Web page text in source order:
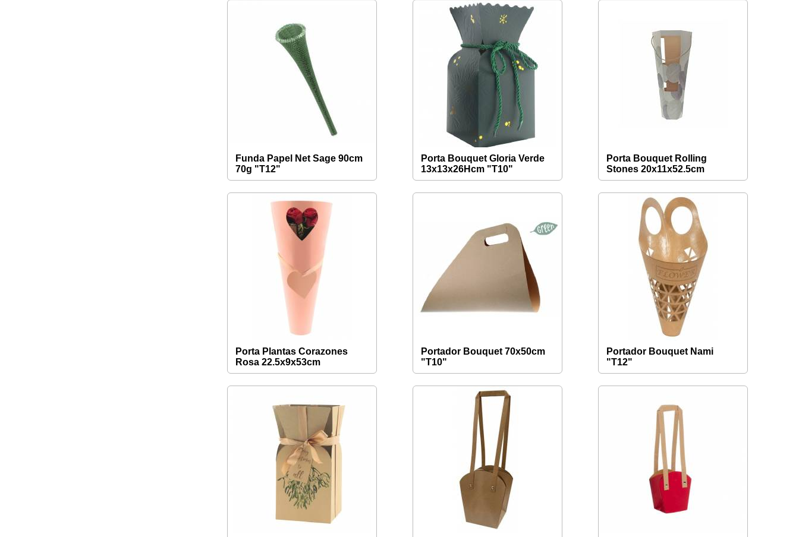
Funda Papel Net Sage 90cm
70g "T12"
Porta Bouquet Gloria Verde
13x13x26Hcm "T10"
Porta Bouquet Rolling
Stones 20x11x52.5cm
Porta Plantas Corazones
Rosa 22.5x9x53cm
Portador Bouquet 70x50cm
"T10"
Portador Bouquet Nami
"T12"